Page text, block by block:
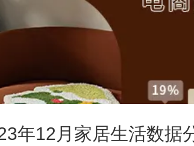
年12月家居生活数据